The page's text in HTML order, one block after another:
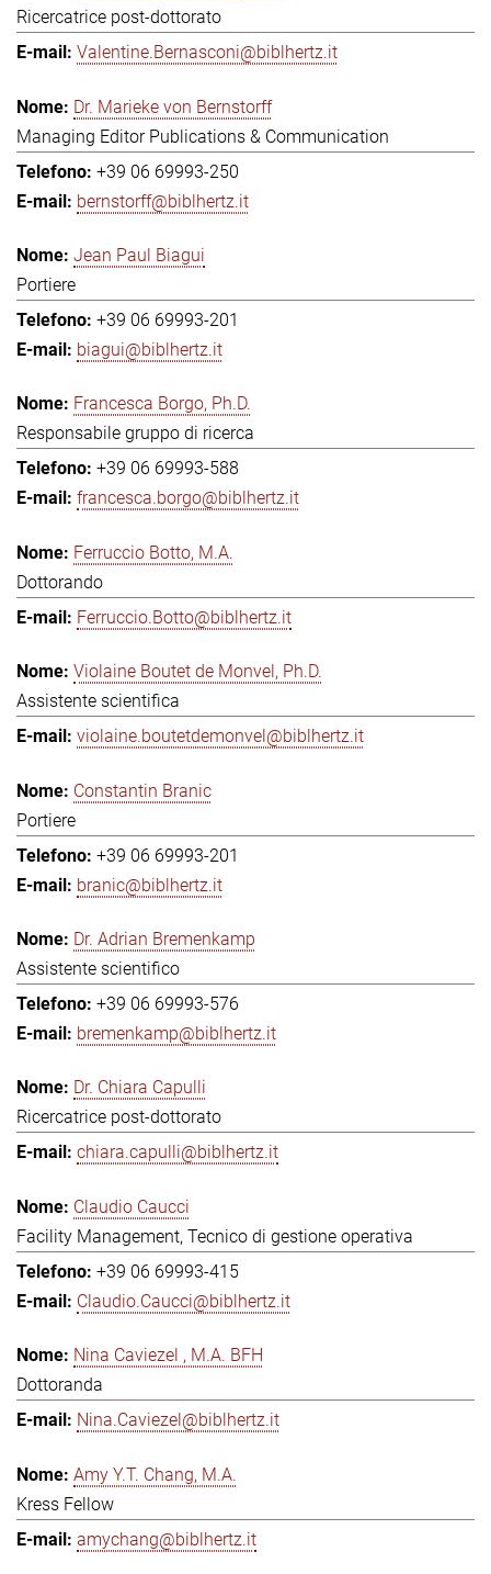
Ricercatrice post-dottorato
Valentine.Bernasconi@biblhertz.it
Dr. Marieke von Bernstorff
Managing Editor Publications & Communication
+39 06 69993-250
bernstorff@biblhertz.it
Jean Paul Biagui
Portiere
+39 06 69993-201
biagui@biblhertz.it
Francesca Borgo, Ph.D.
Responsabile gruppo di ricerca
+39 06 69993-588
francesca.borgo@biblhertz.it
Ferruccio Botto, M.A.
Dottorando
Ferruccio.Botto@biblhertz.it
Violaine Boutet de Monvel, Ph.D.
Assistente scientifica
violaine.boutetdemonvel@biblhertz.it
Constantin Branic
Portiere
+39 06 69993-201
branic@biblhertz.it
Dr. Adrian Bremenkamp
Assistente scientifico
+39 06 69993-576
bremenkamp@biblhertz.it
Dr. Chiara Capulli
Ricercatrice post-dottorato
chiara.capulli@biblhertz.it
Claudio Caucci
Facility Management, Tecnico di gestione operativa
+39 06 69993-415
Claudio.Caucci@biblhertz.it
Nina Caviezel , M.A. BFH
Dottoranda
Nina.Caviezel@biblhertz.it
Amy Y.T. Chang, M.A.
Kress Fellow
amychang@biblhertz.it